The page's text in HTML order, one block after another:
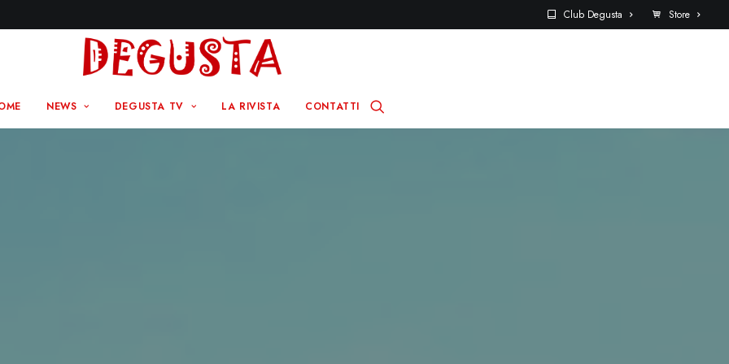
Club Degusta Store
NEWS DEGUSTA TV LA RIVISTA CONTATTI